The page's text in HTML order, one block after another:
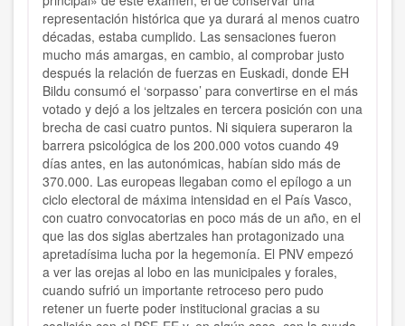
representación histórica que ya durará al menos cuatro
décadas, estaba cumplido. Las sensaciones fueron
mucho más amargas, en cambio, al comprobar justo
después la relación de fuerzas en Euskadi, donde EH
Bildu consumó el ‘sorpasso’ para convertirse en el más
votado y dejó a los jeltzales en tercera posición con una
brecha de casi cuatro puntos. Ni siquiera superaron la
barrera psicológica de los 200.000 votos cuando 49
días antes, en las autonómicas, habían sido más de
370.000. Las europeas llegaban como el epílogo a un
ciclo electoral de máxima intensidad en el País Vasco,
con cuatro convocatorias en poco más de un año, en el
que las dos siglas abertzales han protagonizado una
apretadísima lucha por la hegemonía. El PNV empezó
a ver las orejas al lobo en las municipales y forales,
cuando sufrió un importante retroceso pero pudo
retener un fuerte poder institucional gracias a su